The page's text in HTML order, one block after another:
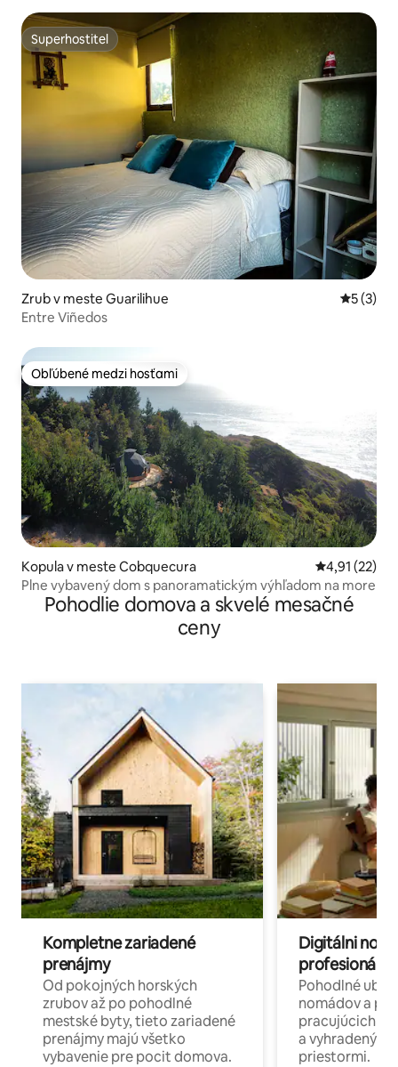
Superhostiteľ
Superhostiteľ
Zrub v meste Guarilihue
5 (3)
Entre Viñedos
Obľúbené medzi hosťami
Obľúbené medzi hosťami
Kopula v meste Cobquecura Priemerné
4,91 (22)
Plne vybavený dom s panoramatickým výhľadom na more
Pohodlie domova a skvelé mesačné
ceny
Kompletne zariadené
prenájmy
Od pokojných horských
zrubov až po pohodlné
mestské byty, tieto zariadené
prenájmy majú všetko
vybavenie pre pocit domova.
Digitálni
profesionáli
Pohodlné
nomádov a
pracujúcich
a
priestormi.